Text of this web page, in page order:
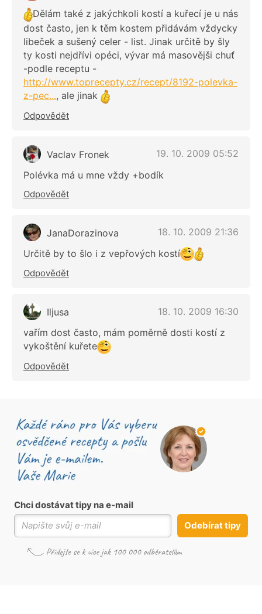
Dělám také z jakýchkoli kostí a kuřecí je u nás
dost často, jen k těm kostem přidávám vždycky
libeček a sušený celer - list. Jinak určitě by šly
ty kosti nejdřívi opéci, vývar má masovějši chuť
-podle receptu -
http://www.toprecepty.cz/recept/8192-polevka-
z-pec..., ale jinak
Odpovědět
Vaclav Fronek
19. 10. 2009 05:52
Polévka má u mne vždy +bodík
Odpovědět
JanaDorazinova
18. 10. 2009 21:36
Určitě by to šlo i z vepřových kostí
Odpovědět
Iljusa
18. 10. 2009 16:30
vařím dost často, mám poměrně dosti kostí z
vykoštění kuřete
Odpovědět
Chci dostávat tipy na e-mail
Odebírat tipy